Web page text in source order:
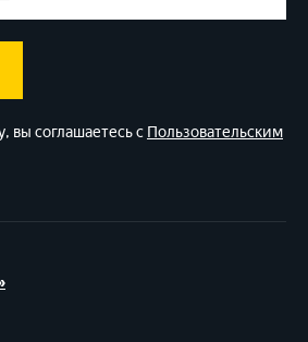
вы соглашаетесь с Пользовательским